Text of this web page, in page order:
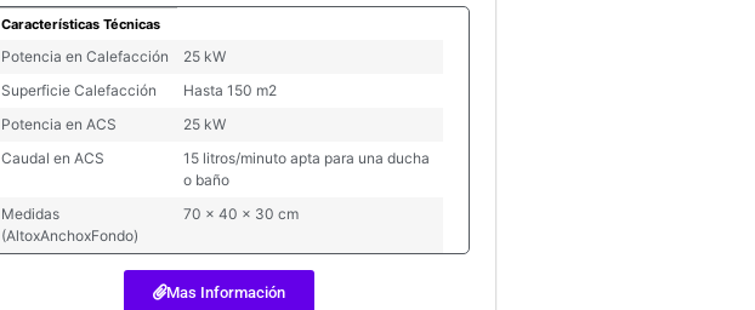
Características Técnicas
Potencia en Calefacción
25 kW
Superficie Calefacción
Hasta 150 m2
Potencia en ACS
25 kW
Caudal en ACS
15 litros/minuto apta para una ducha
o baño
Medidas
(AltoxAnchoxFondo)
70 x 40 x 30 cm
Mas Información